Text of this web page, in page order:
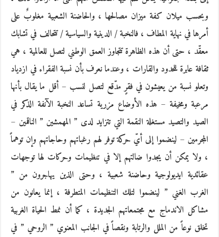
وبحسب ميلان كفة ميزان مصالحها ، والحاضنة الشعبية مغلوبٌ على
أمرها في نهاية المطاف ، فالنخبة / الدينية والسياسية / تتحالف في تشابك
معقّد ، حتى أن هذه الظاهرة تتجاوز العمق الوطني لتصل للعالمية ، هي
ثقافة عابرة للحدود والقارات ، وعندما نعرف بأن نسبة الفقراء في ازدياد
وتعلو نسبة من يعيشون في فقرٍ مدّقع لتصل لنسب – أقل ما يقال بأنها
مرعبة ومخيفة – هذه الأوضاع مزرية تساعد النخبة الآنفة الذكر في
الصيد والتصيد مستغلة النقمة التي تتزايد لدى ” المهمشين ” الناقمين –
المجرمين – لينضموا إلى أيّ حركة توفر لهم رغباتهم وحاجاتهم وإن توهماً
، ولا يمكن أن يجدوا ضالتهم إلا في تنظيمات وحركات لها توجهات
عقائدية ايديولوجية وحاضنة شعبية ، وحتى الذين يهاجرون من ”
الغرب الغني ” لينضموا لتلك التنظيمات المتطرفة ، إنما يعانون من
مشاكل الاندماج مع مجتمعاتهم الجديدة ، كما أن نمط الحياة الغربية
تخلق نوعاً من الملل والرتابة ونقصاً في الجانب المعنوي ” الروحي ” في